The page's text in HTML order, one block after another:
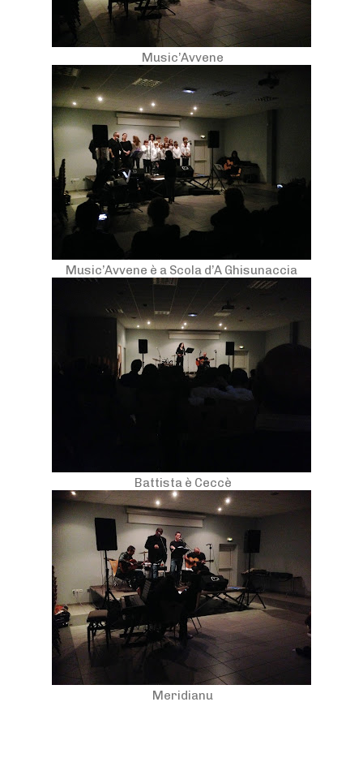
Music’Avvene
Music’Avvene è a Scola d’A Ghisunaccia
Battista è Ceccè
Meridianu